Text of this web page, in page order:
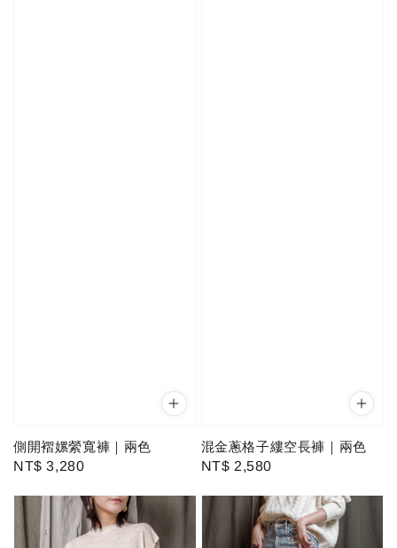
側開褶嫘縈寬褲｜兩色
Regular
NT$ 3,280
混金蔥格子縷空長褲｜兩色
Regular
NT$ 2,580